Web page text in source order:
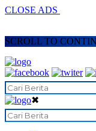
CLOSE ADS
SCROLL TO
✖